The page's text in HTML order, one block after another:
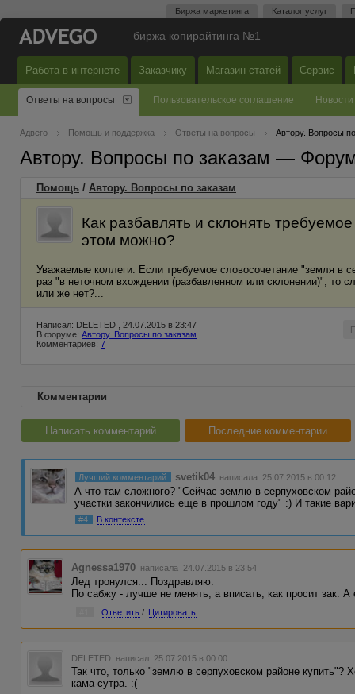
Биржа маркетинга Каталог услуг
— биржа копирайтинга №1
Работа в интернете Заказчику Магазин статей Сервис
Ответы на вопросы Пользовательское соглашение Новости
Адвего Помощь и поддержка Ответы на вопросы Автору. Вопросы
Автору. Вопросы по заказам —
Помощь / Автору. Вопросы по заказам
Как разбавлять и склонять
этом можно?
Уважаемые коллеги. Если требуемое словосочетание "земля в
раз "в неточном вхождении (разбавленном или склонении)", то
или же нет?...
Написал: DELETED , 24.07.2015 в 23:47
В форуме: Автору. Вопросы по заказам
Комментариев: 7
Комментарии
Написать комментарий Последние комментарии
Лучший комментарий svetik04 написала 25.07.2015 в 00:12
А что там сложного? "Сейчас землю в серпуховском
участки закончились еще в прошлом году" :) И такие
#4 В контексте
Agnessa1970 написала 24.07.2015 в 23:54
Лед тронулся... Поздравляю.
По сабжу - лучше не менять, а вписать, как просит зак.
Ответить / Цитировать
DELETED написал 25.07.2015 в 00:00
Так что, только "землю в серпуховском районе купить"?
кама-сутра. :(